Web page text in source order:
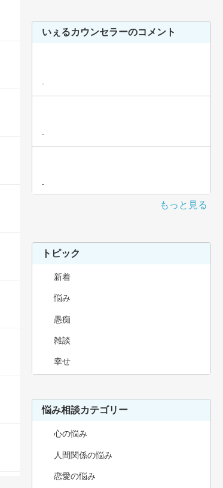
いぇるカウンセラーのコメント
-
-
-
もっと見る
トピック
新着
悩み
愚痴
雑談
幸せ
悩み相談カテゴリー
心の悩み
人間関係の悩み
恋愛の悩み